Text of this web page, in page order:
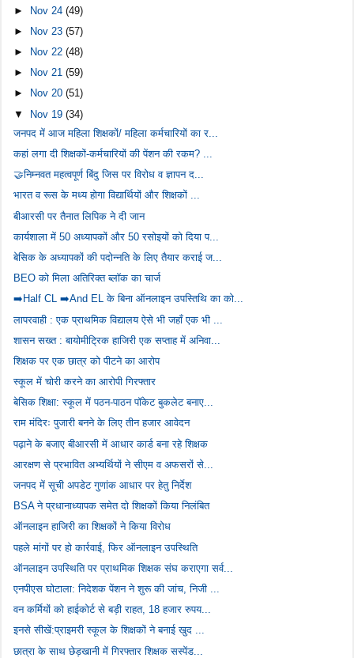
► Nov 24(49)
►
Nov 23(57)
►
Nov 22(48)
►
Nov 21(59)
►
Nov 20(51)
▼ Nov 19(34)
जनपद में आज महिला शिक्षकों/ महिला कर्मचारियों का र...
कहां लगा दी शिक्षकों-कर्मचारियों की पेंशन की रकम? ...
🤝निम्नवत महत्वपूर्ण बिंदु जिस पर विरोध व ज्ञापन द...
भारत व रूस के मध्य होगा विद्यार्थियों और शिक्षकों ...
बीआरसी पर तैनात लिपिक ने दी जान
कार्यशाला में 50 अध्यापकों और 50 रसोइयों को दिया प...
बेसिक के अध्यापकों की पदोन्नति के लिए तैयार कराई ज...
BEO को मिला अतिरिक्त ब्लॉक का चार्ज
➡️Half CL ➡️And EL के बिना ऑनलाइन उपस्तिथि का को...
लापरवाही : एक प्राथमिक विद्यालय ऐसे भी जहाँ एक भी ...
शासन सख्त : बायोमीट्रिक हाजिरी एक सप्ताह में अनिवा...
शिक्षक पर एक छात्र को पीटने का आरोप
स्कूल में चोरी करने का आरोपी गिरफ्तार
बेसिक शिक्षा: स्कूल में पठन-पाठन पॉकेट बुकलेट बनाए...
राम मंदिरः पुजारी बनने के लिए तीन हजार आवेदन
पढ़ाने के बजाए बीआरसी में आधार कार्ड बना रहे शिक्षक
आरक्षण से प्रभावित अभ्यर्थियों ने सीएम व अफसरों से...
जनपद में सूची अपडेट गुणांक आधार पर हेतु निर्देश
BSA ने प्रधानाध्यापक समेत दो शिक्षकों किया निलंबित
ऑनलाइन हाजिरी का शिक्षकों ने किया विरोध
पहले मांगों पर हो कार्रवाई, फिर ऑनलाइन उपस्थिति
ऑनलाइन उपस्थिति पर प्राथमिक शिक्षक संघ कराएगा सर्व...
एनपीएस घोटाला: निदेशक पेंशन ने शुरू की जांच, निजी ...
वन कर्मियों को हाईकोर्ट से बड़ी राहत, 18 हजार रुपय...
इनसे सीखें:प्राइमरी स्कूल के शिक्षकों ने बनाई खुद ...
छात्रा के साथ छेड़खानी में गिरफ्तार शिक्षक सस्पेंड...